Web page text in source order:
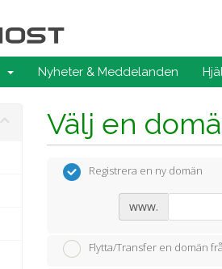
Nyheter & Meddelanden
Välj en
Registrera en ny domän
www.
Flytta/Transfer en domän